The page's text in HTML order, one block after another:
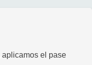
el pase